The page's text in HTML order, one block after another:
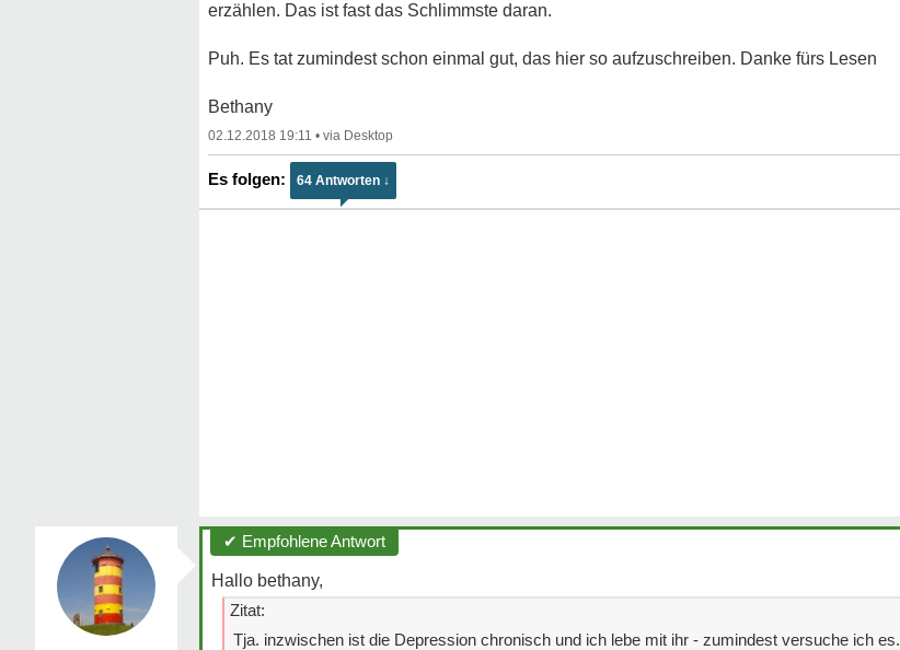
erzählen. Das ist fast das Schlimmste daran.
Puh. Es tat zumindest schon einmal gut, das hier so aufzuschreiben. Danke fürs Lesen
Bethany
02.12.2018 19:11 •
64 Antworten ↓
✔ Empfohlene Antwort
Hallo bethany,
Zitat:
Tja. inzwischen ist die Depression chronisch und ich lebe mit ihr - zumindest versuche ich es.